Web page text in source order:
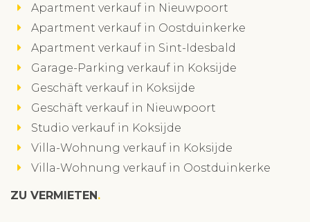
Apartment verkauf in Nieuwpoort
Apartment verkauf in Oostduinkerke
Apartment verkauf in Sint-Idesbald
Garage-Parking verkauf in Koksijde
Geschäft verkauf in Koksijde
Geschäft verkauf in Nieuwpoort
Studio verkauf in Koksijde
Villa-Wohnung verkauf in Koksijde
Villa-Wohnung verkauf in Oostduinkerke
ZU VERMIETEN